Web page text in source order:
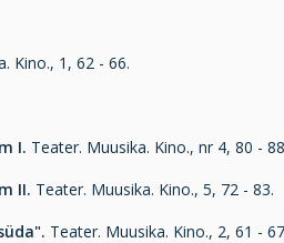
Kino., 1, 62 - 66.
I. Teater. Muusika. Kino., nr 4, 80 -
II. Teater. Muusika. Kino., 5, 72 - 83.
Teater. Muusika. Kino., 2, 61 -